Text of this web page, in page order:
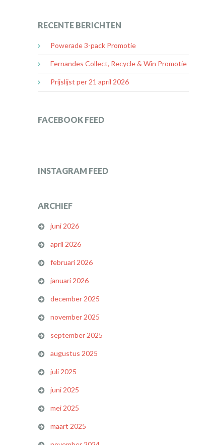
RECENTE BERICHTEN
Powerade 3-pack Promotie
Fernandes Collect, Recycle & Win Promotie
Prijslijst per 21 april 2026
FACEBOOK FEED
INSTAGRAM FEED
ARCHIEF
juni 2026
april 2026
februari 2026
januari 2026
december 2025
november 2025
september 2025
augustus 2025
juli 2025
juni 2025
mei 2025
maart 2025